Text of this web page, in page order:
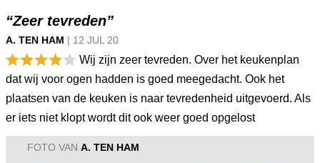
“Zeer tevreden”
A. TEN HAM | 12 JUL 20
Wij zijn zeer tevreden. Over het keukenplan
dat wij voor ogen hadden is goed meegedacht. Ook het
plaatsen van de keuken is naar tevredenheid uitgevoerd. Als
er iets niet klopt wordt dit ook weer goed opgelost
FOTO VAN A. TEN HAM